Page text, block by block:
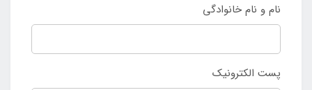
نام و نام خانوادگی
پست الکترونیک